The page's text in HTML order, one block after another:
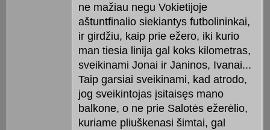
ne mažiau negu Vokietijoje
aštuntfinalio siekiantys futbolininkai,
ir girdžiu, kaip prie ežero, iki kurio
man tiesia linija gal koks kilometras,
sveikinami Jonai ir Janinos, Ivanai...
Taip garsiai sveikinami, kad atrodo,
jog sveikintojas įsitaisęs mano
balkone, o ne prie Salotės ežerėlio,
kuriame pliuškenasi šimtai, gal